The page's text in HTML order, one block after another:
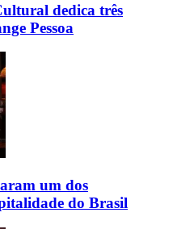
dedica três
Pessoa
um dos
do Brasil